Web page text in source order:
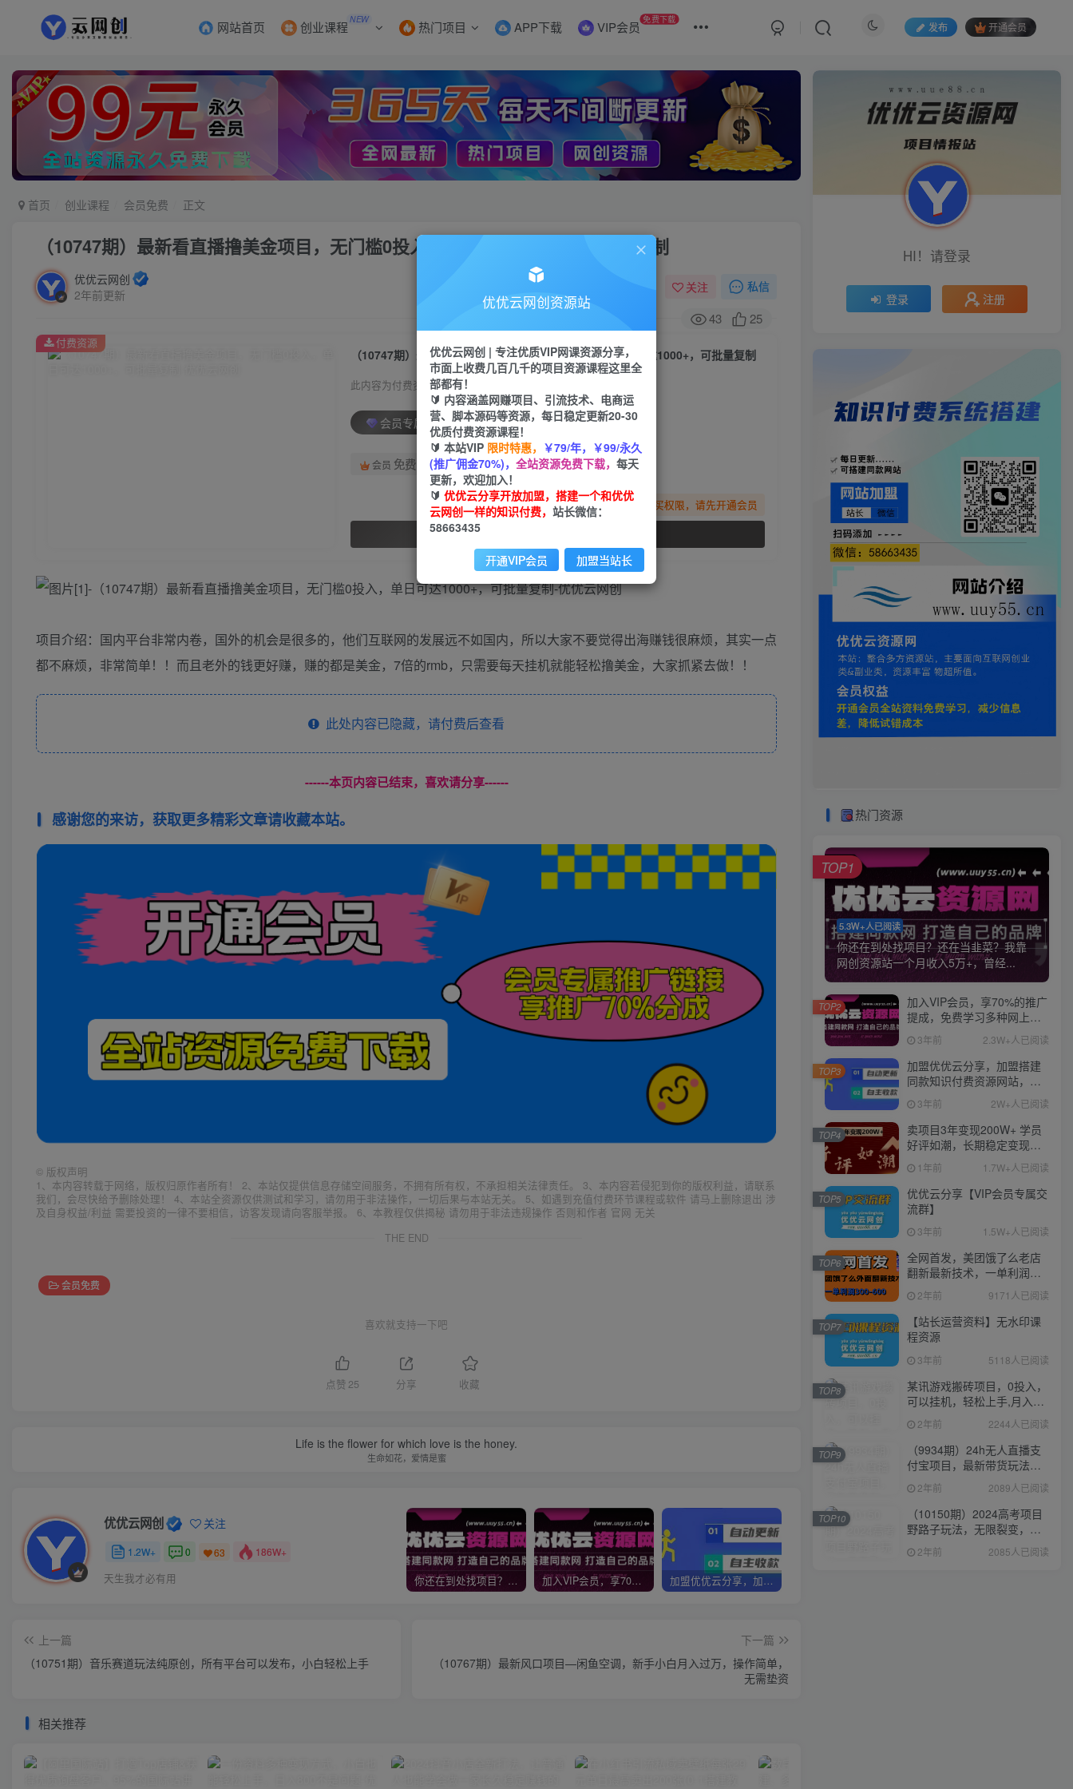
网站首页 创业课程 NEW 热门项目 APP下载 VIP会员 免费下载
发布 开通会员
首页 创业课程 会员免费 正文
（10747期）最新看直播撸美金项目，无门槛0投入，单日可达1000+，可批量复制
优优云网创
2年前更新
关注 私信
43 25
（10747期）最新看直播撸美金项目，无门槛0投入，单日可达1000+，可批量复制
此内容为付费资源，请付费后查看
会员专属资源
会员 免费
您暂无购买权限，请先开通会员
付费资源
项目介绍：国内平台非常内卷，国外的机会是很多的，他们互联网的发展远不如国内，所以大家不要觉得出海赚钱很麻烦，其实一点
都不麻烦，非常简单！！而且老外的钱更好赚，赚的都是美金，7倍的rmb，只需要每天挂机就能轻松撸美金，大家抓紧去做！！
此处内容已隐藏，请付费后查看
------本页内容已结束，喜欢请分享------
感谢您的来访，获取更多精彩文章请收藏本站。
© 版权声明
1、本内容转载于网络，版权归原作者所有！ 2、本站仅提供信息存储空间服务，不拥有所有权，不承担相关法律责任。 3、本内容若侵犯到你的版权利益，请联系
我们，会尽快给予删除处理！ 4、本站全资源仅供测试和学习，请勿用于非法操作，一切后果与本站无关。 5、如遇到充值付费环节课程或软件 请马上删除退出 涉
及自身权益/利益 需要投资的一律不要相信，访客发现请向客服举报。 6、本教程仅供揭秘 请勿用于非法违规操作 否则和作者 官网 无关
THE END
会员免费
喜欢就支持一下吧
点赞 25 分享 收藏
Life is the flower for which love is the honey.
生命如花，爱情是蜜
优优云网创 关注
1.2W+ 0 63 186W+
天生我才必有用 你还在到处找项目？还在当韭菜？我靠网创资源站一个月收入5万+，曾经我也是个失败者。 加入VIP会员，享70%的推广提成，免费学习多种网上创业课程，菜鸟秒变大神！ 加盟优优云分享，加盟搭建同款知识付费资源网站，实现长期稳定被动收入~
上一篇
（10751期）音乐赛道玩法纯原创，所有平台可以发布，小白轻松上手
下一篇
（10767期）最新风口项目—闲鱼空调，新手小白月入过万，操作简单，
无需垫资
相关推荐
HI！请登录
登录 注册
热门资源
5.3W+人已阅读
你还在到处找项目？还在当韭菜？我靠
网创资源站一个月收入5万+，曾经...
TOP1
加入VIP会员，享70%的推广
提成，免费学习多种网上创
业课程，菜鸟秒变大神！
3年前 2.3W+人已阅读
TOP2
加盟优优云分享，加盟搭建
同款知识付费资源网站，实
现长期稳定被动收入~
3年前 2W+人已阅读
TOP3
卖项目3年变现200W+ 学员
好评如潮，长期稳定变现，
可以一直干到老！
1年前 1.7W+人已阅读
TOP4
优优云分享【VIP会员专属交
流群】
3年前 1.5W+人已阅读
TOP5
全网首发，美团饿了么老店
翻新最新技术，一单利润
300-600
2年前 9171人已阅读
TOP6
【站长运营资料】无水印课
程资源
3年前 5118人已阅读
TOP7
某讯游戏搬砖项目，0投入，
可以挂机，轻松上手,月入
3000+上不封顶
2年前 2244人已阅读
TOP8
（9934期）24h无人直播支
付宝项目，最新带货玩法，
纯躺赚实测日入500+
2年前 2089人已阅读
TOP9
（10150期）2024高考项目
野路子玩法，无限裂变，最
高一天1W＋！
2年前 2085人已阅读
TOP10
优优云网创资源站
优优云网创 | 专注优质VIP网课资源分享，
市面上收费几百几千的项目资源课程这里全
部都有！
🔰 内容涵盖网赚项目、引流技术、电商运
营、脚本源码等资源，每日稳定更新20-30
优质付费资源课程！
🔰 本站VIP 限时特惠， ￥79/年，￥99/永久
(推广佣金70%)， 全站资源免费下载， 每天
更新，欢迎加入！
🔰 优优云分享开放加盟，搭建一个和优优
云网创一样的知识付费， 站长微信：
58663435
开通VIP会员 加盟当站长